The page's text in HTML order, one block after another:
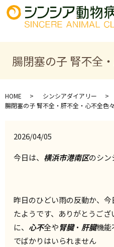
腸閉塞の子 腎不全
HOME
シンシアダイアリー
腸閉塞の子 腎不全・肝不全・心不全色々
2026/04/05
今日は、 横浜市港南区のシン
昨日のひどい雨の反動か、
たようです、ありがとうご
に、 心不全や腎臓・ 肝臓機能
でばかりはいられません